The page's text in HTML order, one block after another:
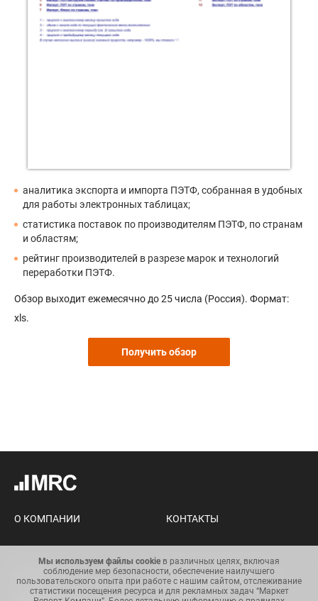
аналитика экспорта и импорта ПЭТФ, собранная в удобных
для работы электронных таблицах;
статистика поставок по производителям ПЭТФ, по странам
и областям;
рейтинг производителей в разрезе марок и технологий
переработки ПЭТФ.
Обзор выходит ежемесячно до 25 числа (Россия). Формат:
xls.
Получить обзор
О КОМПАНИИ КОНТАКТЫ
Карта сайта
Условия использования
информации
Мы используем файлы cookie в различных целях, включая
соблюдение мер безопасности, обеспечение наилучшего
пользовательского опыта при работе с нашим сайтом, отслеживание
статистики посещения ресурса и для рекламных задач “Маркет